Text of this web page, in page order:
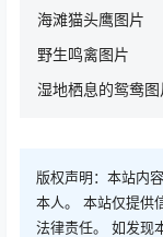
海滩猫头鹰图片
野生鸣禽图片
湿地栖息的鸳鸯图
版权声明：本站内
本人。 本站仅提供
法律责任。 如发现